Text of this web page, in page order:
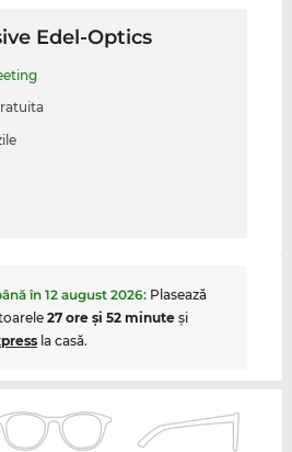
Edel-Optics
în 12 august 2026: Plasează
27 ore şi 52 minuteşi
la casă.